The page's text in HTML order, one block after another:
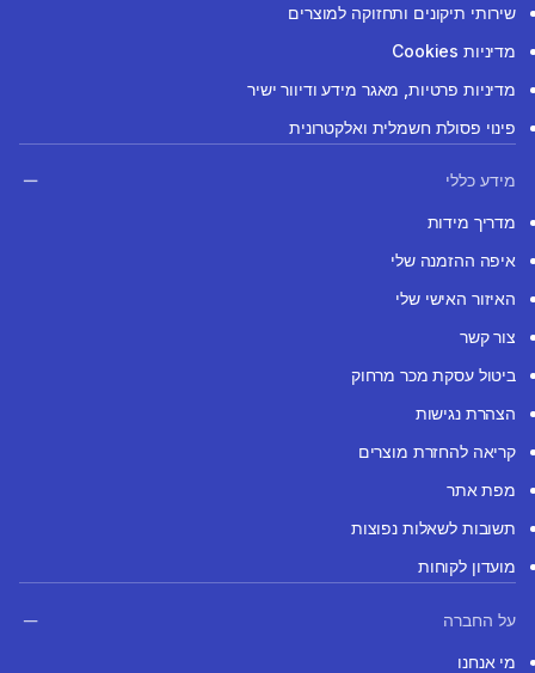
שירותי תיקונים ותחזוקה למוצרים
מדיניות Cookies
מדיניות פרטיות, מאגר מידע ודיוור ישיר
פינוי פסולת חשמלית ואלקטרונית
מידע כללי
מדריך מידות
איפה ההזמנה שלי
האיזור האישי שלי
צור קשר
ביטול עסקת מכר מרחוק
הצהרת נגישות
קריאה להחזרת מוצרים
מפת אתר
תשובות לשאלות נפוצות
מועדון לקוחות
על החברה
מי אנחנו